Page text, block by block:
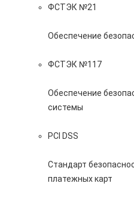
ФСТЭК №21
Обеспечение
ФСТЭК №117
Обеспечение
системы
PCI DSS
Стандарт
платежных карт